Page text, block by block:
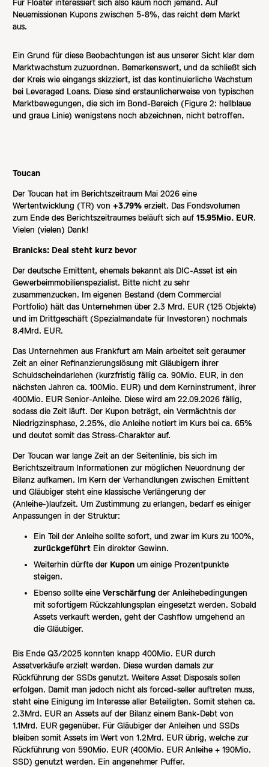
Für Floater interessiert sich also kaum noch jemand. Auf
Neuemissionen Kupons zwischen 5-8%, das reicht dem Markt
aus.
Ein Grund für diese Beobachtungen ist aus unserer Sicht klar dem
Marktwachstum zuzuordnen. Bemerkenswert, und da schließt sich
der Kreis wie eingangs skizziert, ist das kontinuierliche Wachstum
bei Leveraged Loans. Diese sind erstaunlicherweise von typischen
Marktbewegungen, die sich im Bond-Bereich (Figure 2: hellblaue
und graue Linie) wenigstens noch abzeichnen, nicht betroffen.
Toucan
Der Toucan hat im Berichtszeitraum Mai 2026 eine
Wertentwicklung (TR) von +3.79% erzielt. Das Fondsvolumen
zum Ende des Berichtszeitraumes beläuft sich auf 15.95Mio. EUR.
Vielen (vielen) Dank!
Branicks: Deal steht kurz bevor
Der deutsche Emittent, ehemals bekannt als DIC-Asset ist ein
Gewerbeimmobilienspezialist. Bitte nicht zu sehr
zusammenzucken. Im eigenen Bestand (dem Commercial
Portfolio) hält das Unternehmen über 2.3 Mrd. EUR (125 Objekte)
und im Drittgeschäft (Spezialmandate für Investoren) nochmals
8.4Mrd. EUR.
Das Unternehmen aus Frankfurt am Main arbeitet seit geraumer
Zeit an einer Refinanzierungslösung mit Gläubigern ihrer
Schuldscheindarlehen (kurzfristig fällig ca. 90Mio. EUR, in den
nächsten Jahren ca. 100Mio. EUR) und dem Kerninstrument, ihrer
400Mio. EUR Senior-Anleihe. Diese wird am 22.09.2026 fällig,
sodass die Zeit läuft. Der Kupon beträgt, ein Vermächtnis der
Niedrigzinsphase, 2.25%, die Anleihe notiert im Kurs bei ca. 65%
und deutet somit das Stress-Charakter auf.
Der Toucan war lange Zeit an der Seitenlinie, bis sich im
Berichtszeitraum Informationen zur möglichen Neuordnung der
Bilanz aufkamen. Im Kern der Verhandlungen zwischen Emittent
und Gläubiger steht eine klassische Verlängerung der
(Anleihe-)laufzeit. Um Zustimmung zu erlangen, bedarf es einiger
Anpassungen in der Struktur:
Ein Teil der Anleihe sollte sofort, und zwar im Kurs zu 100%,
zurückgeführt Ein direkter Gewinn.
Weiterhin dürfte der Kupon um einige Prozentpunkte
steigen.
Ebenso sollte eine Verschärfung der Anleihebedingungen
mit sofortigem Rückzahlungsplan eingesetzt werden. Sobald
Assets verkauft werden, geht der Cashflow umgehend an
die Gläubiger.
Bis Ende Q3/2025 konnten knapp 400Mio. EUR durch
Assetverkäufe erzielt werden. Diese wurden damals zur
Rückführung der SSDs genutzt. Weitere Asset Disposals sollen
erfolgen. Damit man jedoch nicht als forced-seller auftreten muss,
steht eine Einigung im Interesse aller Beteiligten. Somit stehen ca.
2.3Mrd. EUR an Assets auf der Bilanz einem Bank-Debt von
1.1Mrd. EUR gegenüber. Für Gläubiger der Anleihen und SSDs
bleiben somit Assets im Wert von 1.2Mrd. EUR übrig, welche zur
Rückführung von 590Mio. EUR (400Mio. EUR Anleihe + 190Mio.
SSD) genutzt werden. Ein angenehmer Puffer.